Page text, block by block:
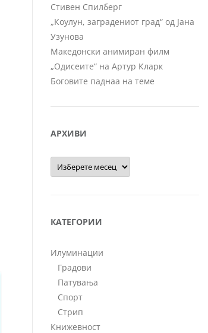
Стивен Спилберг
„Коулун, заградениот град“ од Јана
Узунова
Македонски анимиран филм
„Одисеите“ на Артур Кларк
Боговите паднаа на теме
АРХИВИ
Архиви
КАТЕГОРИИ
Илуминации
Градови
Патувања
Спорт
Стрип
Книжевност